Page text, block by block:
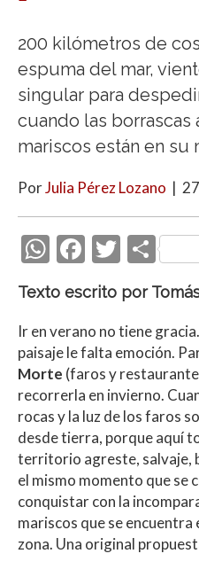
200 kilómetros de
espuma del mar,
singular para
cuando las borrascas
mariscos están en su
PorJulia Pérez Lozano |
W
at
s
A
p
p
F
ac
e
b
o
o
k
T
itt
er
C
o
m
p
ar
ti
r
Texto escrito por
Ir en verano no tiene
paisaje le falta emoción.
Morte (faros y
recorrerla en invierno.
rocas y la luz de los faros
desde tierra, porque aquí
territorio agreste, salvaje,
el mismo momento que se
conquistar con la
mariscos que se
zona. Una original